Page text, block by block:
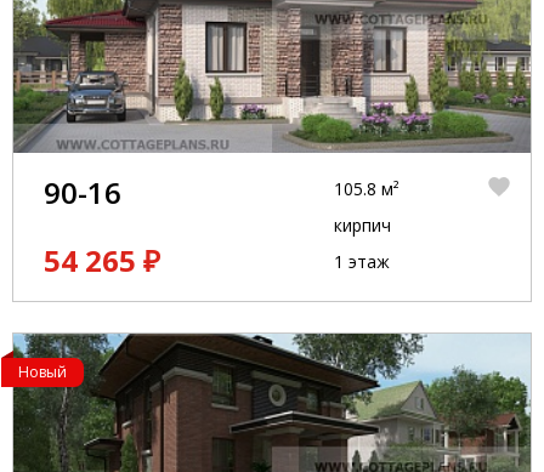
90-16
54 265 ₽
105.8 м²
кирпич
1 этаж
Новый